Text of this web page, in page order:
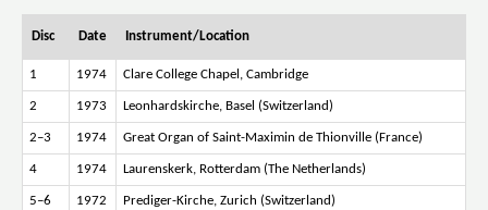
Disc Date Instrument/Location
1 1974 Clare College Chapel, Cambridge
2 1973 Leonhardskirche, Basel (Switzerland)
2–3 1974 Great Organ of Saint-Maximin de Thionville (France)
4 1974 Laurenskerk, Rotterdam (The Netherlands)
5–6 1972 Prediger-Kirche, Zurich (Switzerland)